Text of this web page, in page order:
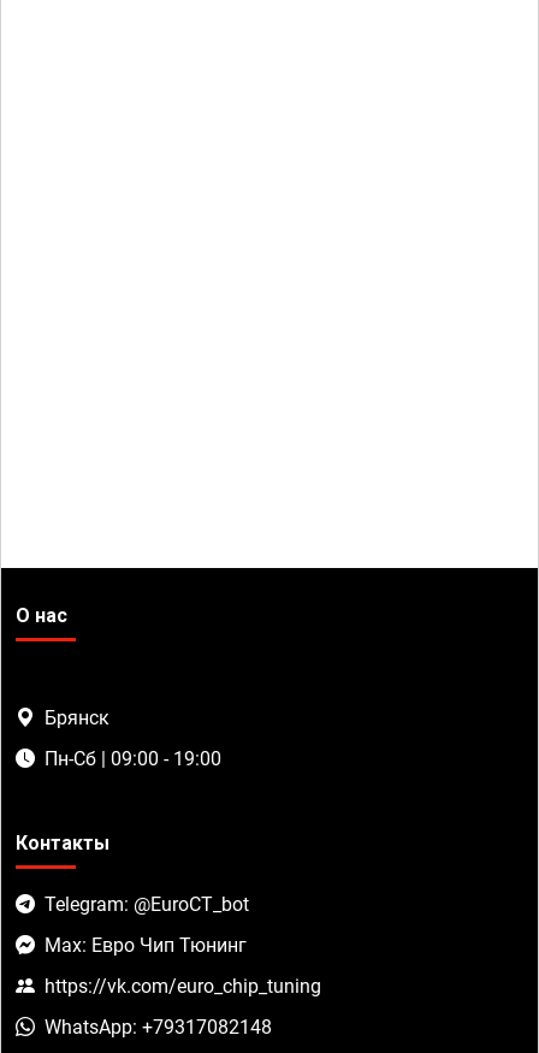
О нас
Брянск
Пн-Сб | 09:00 - 19:00
Контакты
Telegram: @EuroCT_bot
Max: Евро Чип Тюнинг
https://vk.com/euro_chip_tuning
WhatsApp: +79317082148